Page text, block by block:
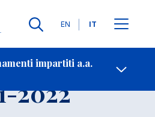
Lingue
EN IT
impartiti a.a.
2022